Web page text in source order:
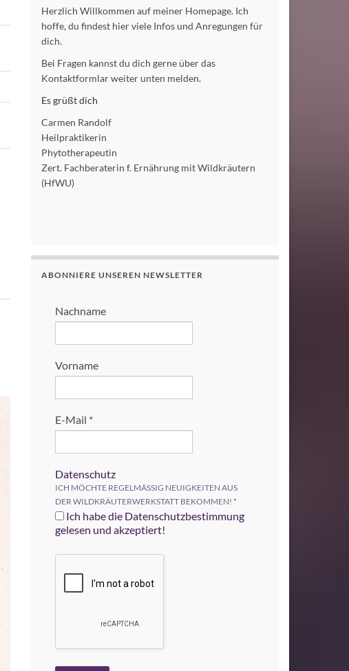
Herzlich Willkommen auf meiner Homepage. Ich
hoffe, du findest hier viele Infos und Anregungen für
dich.
Bei Fragen kannst du dich gerne über das
Kontaktformlar weiter unten melden.
Es grüßt dich
Carmen Randolf
Heilpraktikerin
Phytotherapeutin
Zert. Fachberaterin f. Ernährung mit Wildkräutern
(HfWU)
ABONNIERE UNSEREN NEWSLETTER
Nachname
Vorname
E-Mail *
Datenschutz
ICH MÖCHTE REGELMÄSSIG NEUIGKEITEN AUS
DER WILDKRÄUTERWERKSTATT BEKOMMEN! *
Ich habe die Datenschutzbestimmung
gelesen und akzeptiert!